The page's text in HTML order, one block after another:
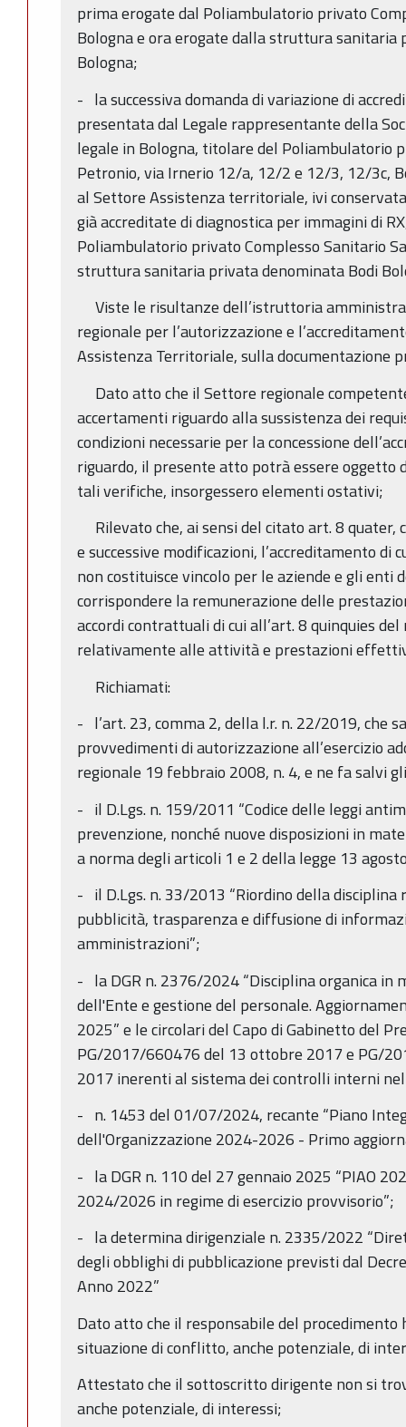
prima erogate dal Poliambulatorio privato
Bologna e ora erogate dalla struttura sanitaria
Bologna;
- la successiva domanda di variazione di
presentata dal Legale rappresentante della
legale in Bologna, titolare del Poliambulatorio
Petronio, via Irnerio 12/a, 12/2 e 12/3, 12/3c,
al Settore Assistenza territoriale, ivi
già accreditate di diagnostica per immagini di
Poliambulatorio privato Complesso Sanitario
struttura sanitaria privata denominata Bodi
Viste le risultanze dell’istruttoria
regionale per l’autorizzazione e
Assistenza Territoriale, sulla documentazione
Dato atto che il Settore regionale
accertamenti riguardo alla sussistenza dei
condizioni necessarie per la concessione
riguardo, il presente atto potrà essere oggetto
tali verifiche, insorgessero elementi ostativi;
Rilevato che, ai sensi del citato art. 8 quater,
e successive modificazioni, l’accreditamento
non costituisce vincolo per le aziende e gli enti
corrispondere la remunerazione delle
accordi contrattuali di cui all’art. 8 quinquies
relativamente alle attività e prestazioni
Richiamati:
- l’art. 23, comma 2, della l.r. n. 22/2019, che
provvedimenti di autorizzazione all’esercizio
regionale 19 febbraio 2008, n. 4, e ne fa salvi
- il D.Lgs. n. 159/2011 “Codice delle leggi
prevenzione, nonché nuove disposizioni in
a norma degli articoli 1 e 2 della legge 13
- il D.Lgs. n. 33/2013 “Riordino della
pubblicità, trasparenza e diffusione di
amministrazioni”;
- la DGR n. 2376/2024 “Disciplina organica in
dell'Ente e gestione del personale.
2025” e le circolari del Capo di Gabinetto del
PG/2017/660476 del 13 ottobre 2017 e PG/
2017 inerenti al sistema dei controlli interni
- n. 1453 del 01/07/2024, recante “Piano
dell'Organizzazione 2024-2026 - Primo
- la DGR n. 110 del 27 gennaio 2025 “PIAO
2024/2026 in regime di esercizio provvisorio”;
- la determina dirigenziale n. 2335/2022
degli obblighi di pubblicazione previsti dal
Anno 2022”
Dato atto che il responsabile del
situazione di conflitto, anche potenziale, di
Attestato che il sottoscritto dirigente non si
anche potenziale, di interessi;